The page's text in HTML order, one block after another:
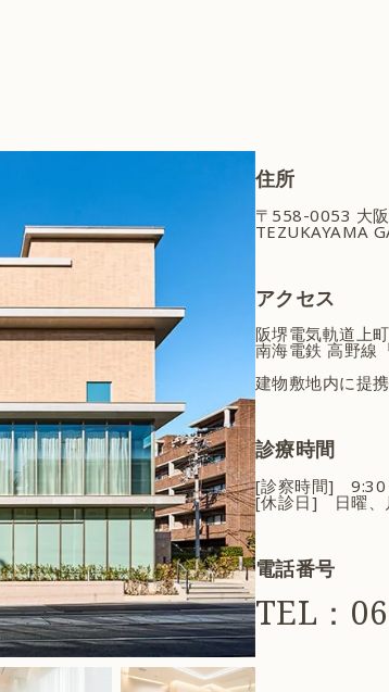
住所
〒558-0053 大
TEZUKAYAMA
アクセス
阪堺電気軌道上
南海電鉄 高野線
建物敷地内に提
診療時間
[診察時間] 9:30
[休診日] 日曜、
電話番号
TEL：